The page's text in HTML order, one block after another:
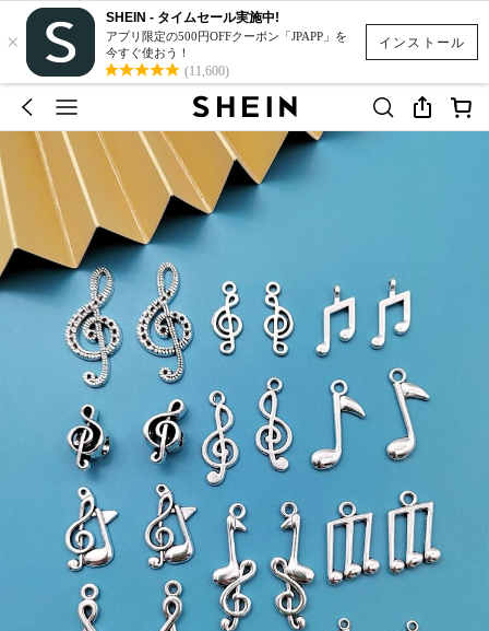
インストール
×
SHEIN - タイムセール実施中!
アプリ限定の500円OFFクーポン「JPAPP」を
今すぐ使おう！
(11,600)